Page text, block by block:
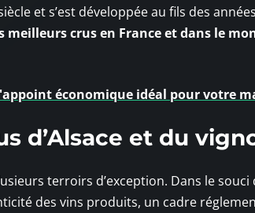
et s’est développée au fils des
crus en France et dans le
économique idéal pour votre
d’Alsace et du
terroirs d’exception. Dans le
des vins produits, un cadre